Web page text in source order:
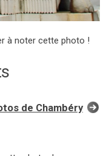
à noter cette photo !
de Chambéry